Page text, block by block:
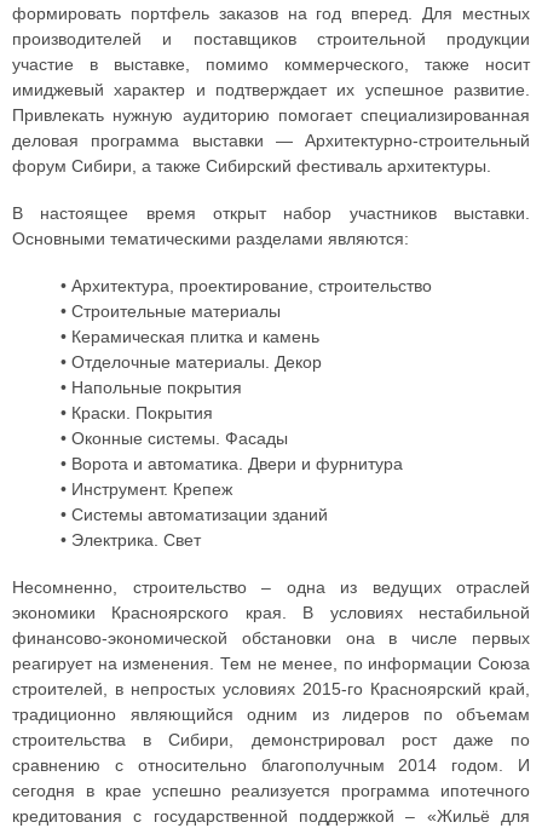
формировать портфель заказов на год вперед. Для местных
производителей и поставщиков строительной продукции
участие в выставке, помимо коммерческого, также носит
имиджевый характер и подтверждает их успешное развитие.
Привлекать нужную аудиторию помогает специализированная
деловая программа выставки — Архитектурно-строительный
форум Сибири, а также Сибирский фестиваль архитектуры.
В настоящее время открыт набор участников выставки.
Основными тематическими разделами являются:
• Архитектура, проектирование, строительство
• Строительные материалы
• Керамическая плитка и камень
• Отделочные материалы. Декор
• Напольные покрытия
• Краски. Покрытия
• Оконные системы. Фасады
• Ворота и автоматика. Двери и фурнитура
• Инструмент. Крепеж
• Системы автоматизации зданий
• Электрика. Свет
Несомненно, строительство – одна из ведущих отраслей
экономики Красноярского края. В условиях нестабильной
финансово-экономической обстановки она в числе первых
реагирует на изменения. Тем не менее, по информации Союза
строителей, в непростых условиях 2015-го Красноярский край,
традиционно являющийся одним из лидеров по объемам
строительства в Сибири, демонстрировал рост даже по
сравнению с относительно благополучным 2014 годом. И
сегодня в крае успешно реализуется программа ипотечного
кредитования с государственной поддержкой – «Жильё для